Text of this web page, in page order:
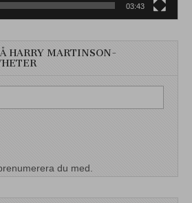
03:43
HARRY MARTINSON-
du med.